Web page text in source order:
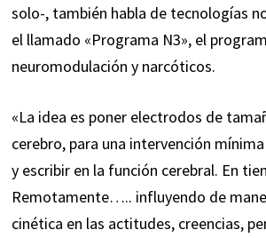
solo-, también habla de tecnologías
el llamado «Programa N3», el
neuromodulación y narcóticos.
«La idea es poner electrodos de
cerebro, para una intervención
y escribir en la función cerebral. En
Remotamente….. influyendo de
cinética en las actitudes, creencias,